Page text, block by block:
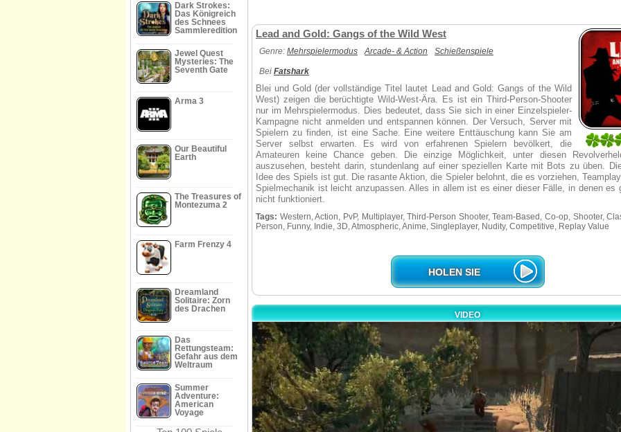
Dark Strokes:
Das Königreich
des Schnees
Sammleredition
Jewel Quest
Mysteries: The
Seventh Gate
Arma 3
Our Beautiful
Earth
The Treasures of
Montezuma 2
Farm Frenzy 4
Dreamland
Solitaire: Zorn
des Drachen
Das
Rettungsteam:
Gefahr aus dem
Weltraum
Summer
Adventure:
American
Voyage
3
1
Lead and Gold: Gangs of the Wild West
Genre: Mehrspielermodus Arcade- & Action Schießenspiele
Bei Fatshark
Blei und Gold (der vollständige Titel lautet Lead and Gold: Gangs of the Wild
West) zeigen die berüchtigte Wild-West-Ära. Es ist ein Third-Person-Shooter
nur im Mehrspielermodus. Dies bedeutet, dass Sie sich in einer Einzelspieler-
Kampagne nicht anmelden und entspannen können. Der Versuch, Server mit
Spielern zu finden, ist eine Sache. Eine weitere Enttäuschung kann Sie am
Server selbst erwarten. Es wird von erfahrenen Spielern bevölkert, die
Amateuren keine Chance geben. Die einzige Möglichkeit, unter diesen
auszusehen, besteht darin, stundenlang auf einer speziellen Karte mit Bots zu üben.
Idee des Spiels ist gut. Die rasante Aktion, die Spieler belohnt, die es vorziehen,
Spielmechanik ist leicht anzupassen. Alles in allem ist es einer dieser Fälle, in denen es
nicht funktioniert.
Tags: Western, Action, PvP, Multiplayer, Third-Person Shooter, Team-Based, Co-op, Shooter,
Person, Funny, Indie, 3D, Atmospheric, Anime, Singleplayer, Nudity, Competitive, Replay Value
HOLEN SIE
VIDEO